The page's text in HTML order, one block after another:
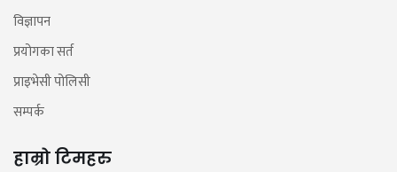
विज्ञापन
प्रयोगका सर्त
प्राइभेसी पोलिसी
सम्पर्क
हाम्रो टिमहरु